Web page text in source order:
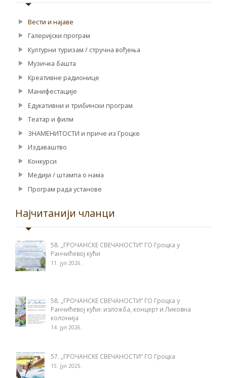
Вести и најаве
Галеријски програм
Културни туризам / стручна вођења
Музичка башта
Креативне радионице
Манифестације
Едукативни и трибински програм
Театар и филм
ЗНАМЕНИТОСТИ и приче из Гроцке
Издаваштво
Конкурси
Медији / штампа о нама
Програм рада установе
Најчитанији чланци
58. „ГРОЧАНСКЕ СВЕЧАНОСТИ“ ГО Гроцка у
Ранчићевој кући
11. јул 2026.
58. „ГРОЧАНСКЕ СВЕЧАНОСТИ“ ГО Гроцка у
Ранчићевој кући: изложба, концерт и Ликовна
колонија
14. јул 2026.
57. „ГРОЧАНСКЕ СВЕЧАНОСТИ“ ГО Гроцка
15. јул 2025.